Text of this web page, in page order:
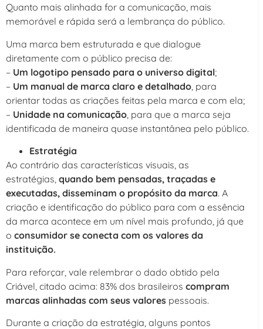
Quanto mais alinhada for a comunicação, mais
memorável e rápida será a lembrança do público.
Uma marca bem estruturada e que dialogue
diretamente com o público precisa de:
– Um logotipo pensado para o universo digital;
– Um manual de marca claro e detalhado , para
orientar todas as criações feitas pela marca e com ela;
– Unidade na comunicação , para que a marca seja
identificada de maneira quase instantânea pelo público.
Estratégia
Ao contrário das características visuais, as
estratégias, quando bem pensadas, traçadas e
executadas, disseminam o propósito da marca. A
criação e identificação do público para com a essência
da marca acontece em um nível mais profundo, já que
o consumidor se conecta com os valores da
instituição.
Para reforçar, vale relembrar o dado obtido pela
Criável, citado acima: 83% dos brasileiros compram
marcas alinhadas com seus valores pessoais.
Durante a criação da estratégia, alguns pontos